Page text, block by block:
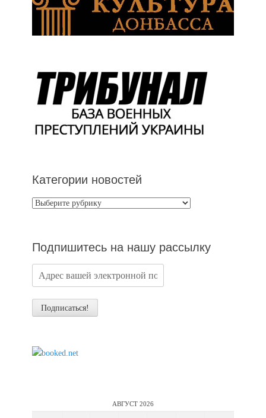
Категории новостей
Категории
Подпишитесь на нашу рассылку
АВГУСТ 2026